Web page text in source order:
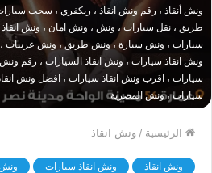
ونش أنقاذ ، رقم ونش انقاذ ، ريكفري ، سحب
طريق ، نقل سيارات ، ونش ، ونش امان ، ونش
سيارات ، ونش سيارة ، ونش طريق ، ونش عربيات
ونش انقاذ سيارات ، ونش انقاذ السيارات ، رقم
سيارات ، اقرب ونش انقاذ سيارات ، افضل ونش
سيارات ، ونش المصرية
الرئيسية / ونش انقاذ
ونش انقاذ ونش انقاذ سيارات